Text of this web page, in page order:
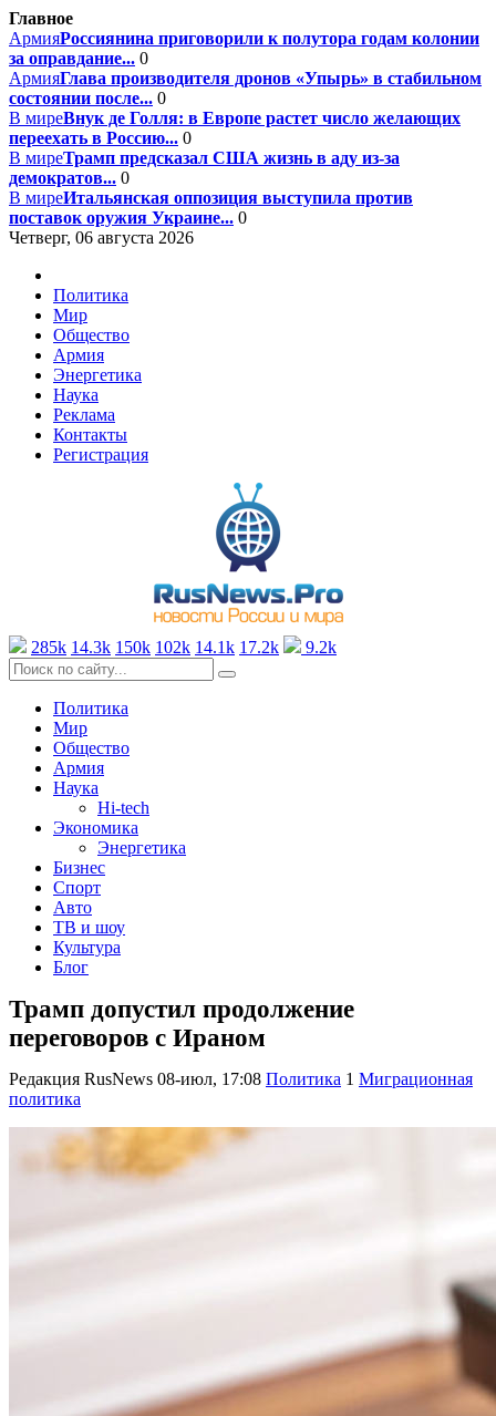
Главное
АрмияРоссиянина приговорили к полутора годам колонии
за оправдание... 0
АрмияГлава производителя дронов «Упырь» в стабильном
состоянии после... 0
В миреВнук де Голля: в Европе растет число желающих
переехать в Россию... 0
В миреТрамп предсказал США жизнь в аду из-за
демократов... 0
В миреИтальянская оппозиция выступила против
поставок оружия Украине... 0
Четверг, 06 августа 2026
Политика
Мир
Общество
Армия
Энергетика
Наука
Реклама
Контакты
Регистрация
285k 14.3k 150k 102k 14.1k 17.2k 9.2k
Политика
Мир
Общество
Армия
Наука
Hi-tech
Экономика
Энергетика
Бизнес
Спорт
Авто
ТВ и шоу
Культура
Блог
Трамп допустил продолжение
переговоров с Ираном
Редакция RusNews 08-июл, 17:08 Политика 1 Миграционная
политика